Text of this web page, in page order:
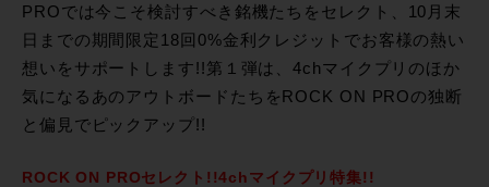
PROでは今こそ検討すべき銘機たちをセレクト、10月末
日までの期間限定18回0%金利クレジットでお客様の熱い
想いをサポートします!!第１弾は、4chマイクプリのほか
気になるあのアウトボードたちをROCK ON PROの独断
と偏見でピックアップ!!
ROCK ON PROセレクト!!4chマイクプリ特集!!